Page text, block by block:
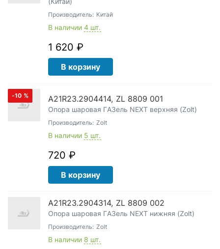
Производитель: Китай
В наличии 4 шт.
1 620 ₽
В корзину
-10 % A21R23.2904414, ZL 8809 001
Опора шаровая ГАЗель NEXT верхняя (Zolt)
Производитель: Zolt
В наличии 5 шт.
720 ₽
В корзину
А21R23.2904314, ZL 8809 002
Опора шаровая ГАЗель NEXT нижняя (Zolt)
Производитель: Zolt
В наличии 8 шт.